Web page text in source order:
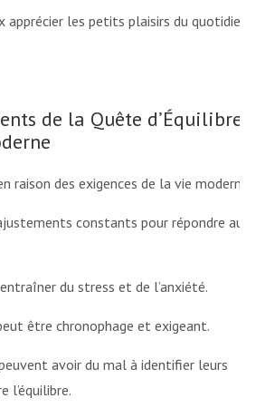
apprécier les petits plaisirs du quotidien.
de la Quête d’Équilibre
raison des exigences de la vie moderne.
constants pour répondre aux
du stress et de l’anxiété.
être chronophage et exigeant.
avoir du mal à identifier leurs
l’équilibre.